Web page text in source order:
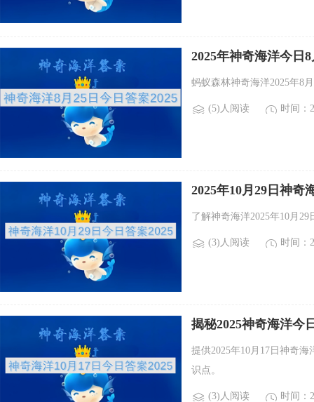
2025年神奇海洋今日
蚂蚁森林神奇海洋2025年8
(5)人阅读 时间：
2025年10月29日神奇
了解神奇海洋2025年10月
(3)人阅读 时间：
揭秘2025神奇海洋今
提供2025年10月17日神奇
识点。
(3)人阅读 时间：